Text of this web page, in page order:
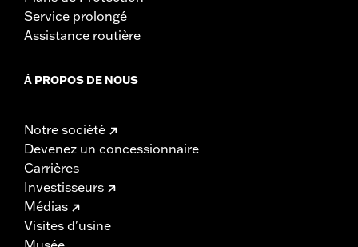
Service prolongé
Assistance routière
À PROPOS DE NOUS
Notre société
Devenez un concessionnaire
Carrières
Investisseurs
Médias
Visites d'usine